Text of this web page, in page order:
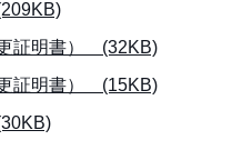
証明書） (32KB)
証明書） (15KB)